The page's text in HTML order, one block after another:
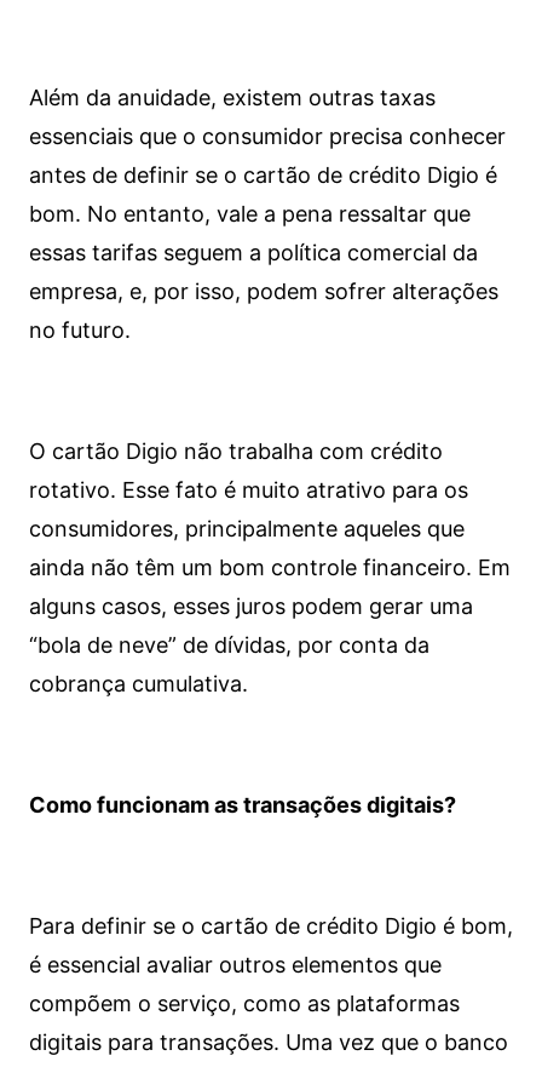
Além da anuidade, existem outras taxas
essenciais que o consumidor precisa conhecer
antes de definir se o cartão de crédito Digio é
bom. No entanto, vale a pena ressaltar que
essas tarifas seguem a política comercial da
empresa, e, por isso, podem sofrer alterações
no futuro.
O cartão Digio não trabalha com crédito
rotativo. Esse fato é muito atrativo para os
consumidores, principalmente aqueles que
ainda não têm um bom controle financeiro. Em
alguns casos, esses juros podem gerar uma
“bola de neve” de dívidas, por conta da
cobrança cumulativa.
Como funcionam as transações digitais?
Para definir se o cartão de crédito Digio é bom,
é essencial avaliar outros elementos que
compõem o serviço, como as plataformas
digitais para transações. Uma vez que o banco